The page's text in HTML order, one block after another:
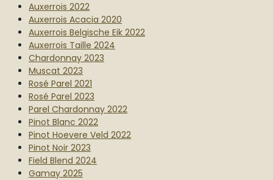
Auxerrois 2022
Auxerrois Acacia 2020
Auxerrois Belgische Eik 2022
Auxerrois Taille 2024
Chardonnay 2023
Muscat 2023
Rosé Parel 2021
Rosé Parel 2023
Parel Chardonnay 2022
Pinot Blanc 2022
Pinot Hoevere Veld 2022
Pinot Noir 2023
Field Blend 2024
Gamay 2025